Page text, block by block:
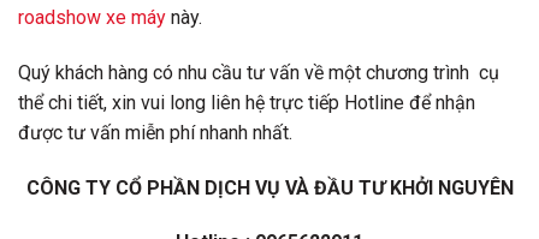
roadshow xe máy này.
Quý khách hàng có nhu cầu tư vấn về một chương trình cụ
thể chi tiết, xin vui long liên hệ trực tiếp Hotline để nhận
được tư vấn miễn phí nhanh nhất.
CÔNG TY CỔ PHẦN DỊCH VỤ VÀ ĐẦU TƯ KHỞI NGUYÊN